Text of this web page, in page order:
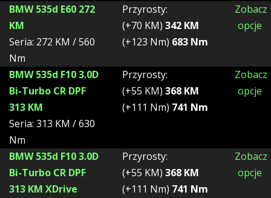
BMW 535d E60 272
KM
Seria: 272 KM / 560
Nm
Przyrosty:
(+70 KM) 342 KM
(+123 Nm) 683 Nm
Zobacz
opcje
BMW 535d F10 3.0D
Bi-Turbo CR DPF
313 KM
Seria: 313 KM / 630
Nm
Przyrosty:
(+55 KM) 368 KM
(+111 Nm) 741 Nm
Zobacz
opcje
BMW 535d F10 3.0D
Bi-Turbo CR DPF
313 KM XDrive
Przyrosty:
(+55 KM) 368 KM
(+111 Nm) 741 Nm
Zobacz
opcje